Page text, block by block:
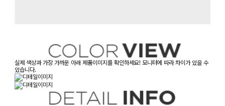
실제 색상과 가장 가까운 아래 제품이미지를 확인하세요! 모니터에 따라 차이가 있을 수
있습니다.